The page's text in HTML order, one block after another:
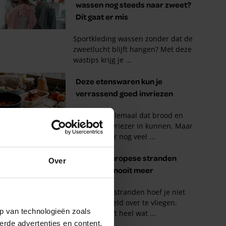
Over
van technologieën zoals
advertenties en content,